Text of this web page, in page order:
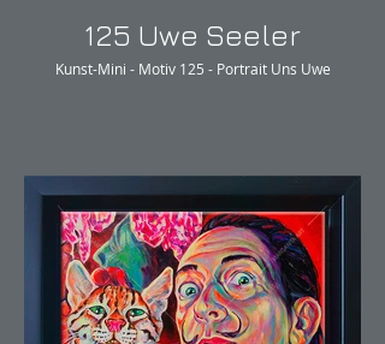
125 Uwe Seeler
Kunst-Mini - Motiv 125 - Portrait Uns Uwe